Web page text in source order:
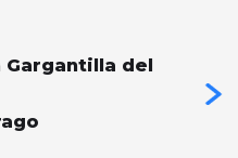
del